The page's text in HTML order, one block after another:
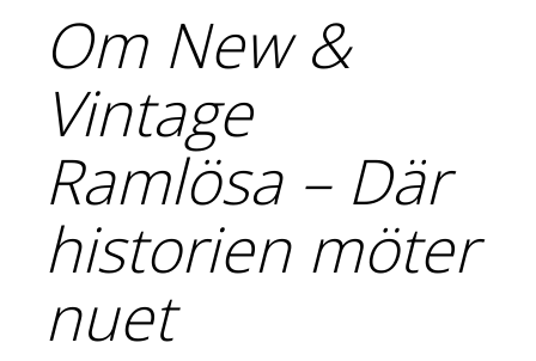
Om New &
Vintage
Ramlösa – Där
historien möter
nuet